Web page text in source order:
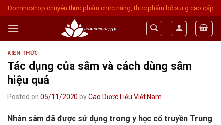
Skip
to
content
Dominoshop chuyên thực phẩm chức năng, thực phẩm bổ sung cao cấp
KIẾN THỨC
Tác dụng của sâm và cách dùng sâm
hiệu quả
Posted on 05/11/2020 byCao Dược Liệu Việt Nam
Nhân sâm đã được sử dụng trong y học cổ truyền Trung